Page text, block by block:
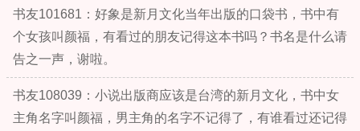
书友101681：好象是新月文化当年出版的口袋书，书中有
个女孩叫颜福，有看过的朋友记得这本书吗？书名是什么请
告之一声，谢啦。
书友108039：小说出版商应该是台湾的新月文化，书中女
主角名字叫颜福，男主角的名字不记得了，有谁看过还记得